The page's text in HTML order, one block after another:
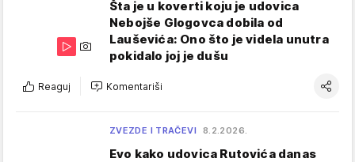
Šta je u koverti koju je udovica
Nebojše Glogovca dobila od
Lauševića: Ono što je videla unutra
pokidalo joj je dušu
Reaguj Komentariši
ZVEZDE I TRAČEVI 8.2.2026.
Evo kako udovica Rutovića danas